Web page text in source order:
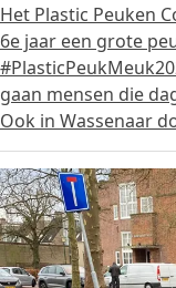
Het Plastic Peuken
6e jaar een grote
gaan mensen die
Ook in Wassenaar